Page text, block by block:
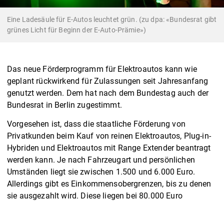
Eine Ladesäule für E-Autos leuchtet grün. (zu dpa: «Bundesrat gibt
grünes Licht für Beginn der E-Auto-Prämie»)
Das neue Förderprogramm für Elektroautos kann wie
geplant rückwirkend für Zulassungen seit Jahresanfang
genutzt werden. Dem hat nach dem Bundestag auch der
Bundesrat in Berlin zugestimmt.
Vorgesehen ist, dass die staatliche Förderung von
Privatkunden beim Kauf von reinen Elektroautos, Plug-in-
Hybriden und Elektroautos mit Range Extender beantragt
werden kann. Je nach Fahrzeugart und persönlichen
Umständen liegt sie zwischen 1.500 und 6.000 Euro.
Allerdings gibt es Einkommensobergrenzen, bis zu denen
sie ausgezahlt wird. Diese liegen bei 80.000 Euro